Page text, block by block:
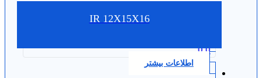
IR 12X15X16
0.0
اطلاعات بیشتر